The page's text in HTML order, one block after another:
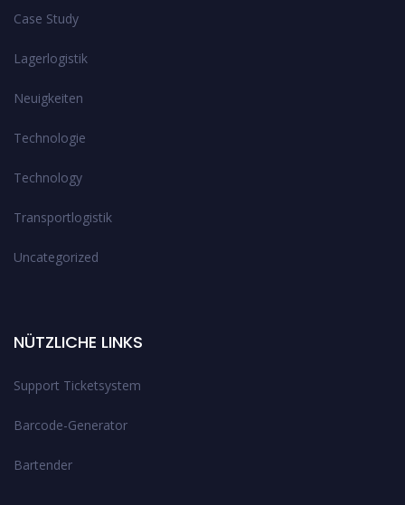
Case Study
Lagerlogistik
Neuigkeiten
Technologie
Technology
Transportlogistik
Uncategorized
NÜTZLICHE LINKS
Support Ticketsystem
Barcode-Generator
Bartender